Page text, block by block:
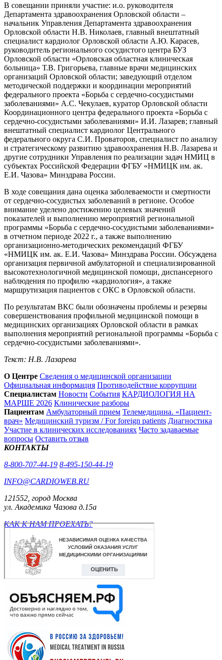
В совещании приняли участие: и.о. руководителя
Департамента здравоохранения Орловской области –
начальник Управления Департамента здравоохранения
Орловской области Н.В. Николаев, главный внештатный
специалист кардиолог Орловской области А.Ю. Карасев,
руководитель регионального сосудистого центра БУЗ
Орловской области «Орловская областная клиническая
больница» Т.В. Григорьева, главные врачи медицинских
организаций Орловской области; заведующий отделом
методической поддержки и координации мероприятий
федерального проекта «Борьба с сердечно-сосудистыми
заболеваниями» А.С. Чекулаев, куратор Орловской области
Координационного центра федерального проекта «Борьба с
сердечно-сосудистыми заболеваниями» И.И. Лазарев; главный
внештатный специалист кардиолог Центрального
федерального округа С.И. Проваторов, специалист по анализу
и стратегическому развитию здравоохранения Н.В. Лазарева и
другие сотрудники Управления по реализации задач НМИЦ в
субъектах Российской Федерации ФГБУ «НМИЦК им. ак.
Е.И. Чазова» Минздрава России.
В ходе совещания дана оценка заболеваемости и смертности
от сердечно-сосудистых заболеваний в регионе. Особое
внимание уделено достижению целевых значений
показателей и выполнению мероприятий региональной
программы «Борьба с сердечно-сосудистыми заболеваниями»
в отчетном периоде 2022 г., а также выполнению
организационно-методических рекомендаций ФГБУ
«НМИЦК им. ак. Е.И. Чазова» Минздрава России. Обсуждена
организация первичной амбулаторной и специализированной
высокотехнологичной медицинской помощи, диспансерного
наблюдения по профилю «кардиология», а также
маршрутизация пациентов с ОКС в Орловской области.
По результатам ВКС были обозначены проблемы и резервы
совершенствования профильной медицинской помощи в
медицинских организациях Орловской области в рамках
выполнения мероприятий региональной программы «Борьба с
сердечно-сосудистыми заболеваниями».
Текст: Н.В. Лазарева
О Центре Сведения о медицинской организации
Официальная информация Противодействие коррупции
Специалистам Новости События КАРДИОЛОГИЯ НА
МАРШЕ 2026 Клинические разборы
Пациентам Амбулаторный прием Телемедицина. «Пациент-
врач» Медицинский туризм / For foreign patients Диагностика
Участие в клинических исследованиях Часто задаваемые
вопросы Оставить отзыв
КОНТАКТЫ
8-800-707-44-19 8-495-150-44-19
INFO@CARDIOWEB.RU
121552, город Москва
ул. Академика Чазова д.15а
КАК К НАМ ПРОЕХАТЬ?